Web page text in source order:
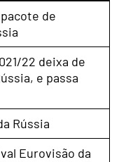
de
22 deixa de
e passa
Rússia
Eurovisão da